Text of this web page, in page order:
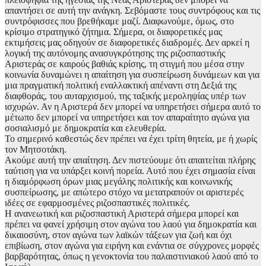
απαντήσει σε αυτή την ανάγκη. Σεβόμαστε τους συντρόφους και τις
συντρόφισσες που βρεθήκαμε μαζί. Διαφωνούμε, όμως, στο
κρίσιμο στρατηγικό ζήτημα. Σήμερα, οι διαφορετικές μας
εκτιμήσεις μας οδηγούν σε διαφορετικές διαδρομές. Δεν αρκεί η
λογική της αυτόνομης ανασυγκρότησης της ριζοσπαστικής
Αριστεράς σε καιρούς βαθιάς κρίσης, τη στιγμή που μέσα στην
κοινωνία δυναμώνει η απαίτηση για συσπείρωση δυνάμεων και για
μια πραγματική πολιτική εναλλακτική απέναντι στη Δεξιά της
διαφθοράς, του αυταρχισμού, της ταξικής μεροληψίας υπέρ των
ισχυρών. Αν η Αριστερά δεν μπορεί να υπηρετήσει σήμερα αυτό το
μέτωπο δεν μπορεί να υπηρετήσει και τον απαραίτητο αγώνα για
σοσιαλισμό με δημοκρατία και ελευθερία.
Το σημερινό καθεστώς δεν πρέπει να έχει τρίτη θητεία, με ή χωρίς
τον Μητσοτάκη.
Ακούμε αυτή την απαίτηση. Δεν πιστεύουμε ότι απαιτείται πλήρης
ταύτιση για να υπάρξει κοινή πορεία. Αυτό που έχει σημασία είναι
η διαμόρφωση όρων μιας μεγάλης πολιτικής και κοινωνικής
συσπείρωσης, με απώτερο στόχο να μετατραπούν οι αριστερές
ιδέες σε εφαρμοσμένες ριζοσπαστικές πολιτικές.
Η ανανεωτική και ριζοσπαστική Αριστερά σήμερα μπορεί και
πρέπει να φανεί χρήσιμη στον αγώνα του λαού για δημοκρατία και
δικαιοσύνη, στον αγώνα των λαϊκών τάξεων για ζωή και όχι
επιβίωση, στον αγώνα για ειρήνη και ενάντια σε σύγχρονες μορφές
βαρβαρότητας, όπως η γενοκτονία του παλαιστινιακού λαού από το